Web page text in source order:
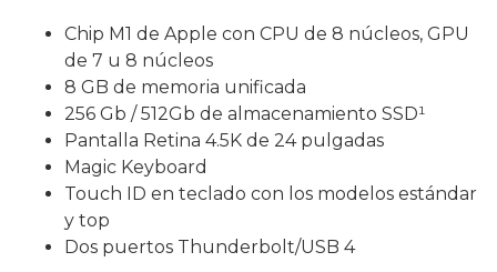
Chip M1 de Apple con CPU de 8 núcleos, GPU
de 7 u 8 núcleos
8 GB de memoria unificada
256 Gb / 512Gb de almacenamiento SSD¹
Pantalla Retina 4.5K de 24 pulgadas
Magic Keyboard
Touch ID en teclado con los modelos estándar
y top
Dos puertos Thunderbolt/USB 4